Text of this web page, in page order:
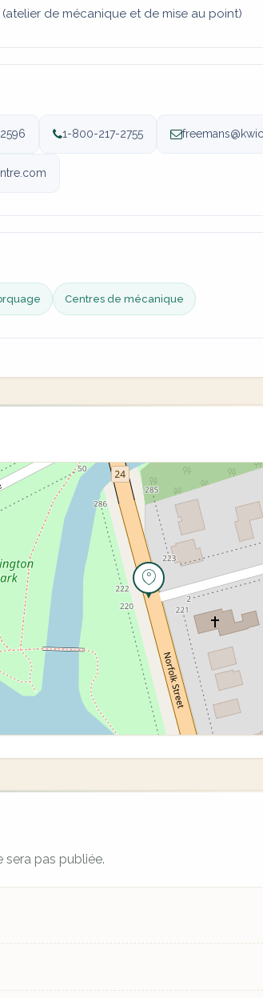
de mécanique et de mise au point)
1-800-217-2755
Centres de mécanique
sera pas publiée.